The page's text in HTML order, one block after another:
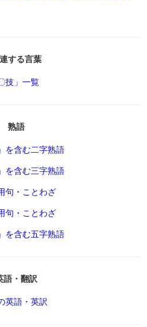
する言葉
技」一覧
熟語
を含む二字熟語
を含む三字熟語
句・ことわざ
句・ことわざ
を含む五字熟語
語・翻訳
英語・英訳